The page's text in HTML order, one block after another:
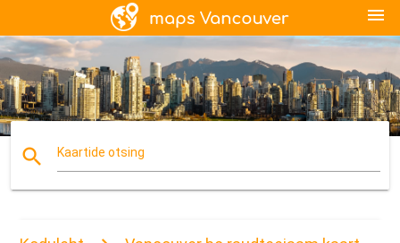
menu
search Kaartide otsing